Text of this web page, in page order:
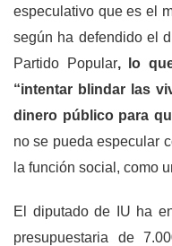
especulativo que es el
según ha defendido el
Partido Popular, lo
“intentar blindar las
dinero público para
no se pueda especular
la función social, como
El diputado de IU ha
presupuestaria de